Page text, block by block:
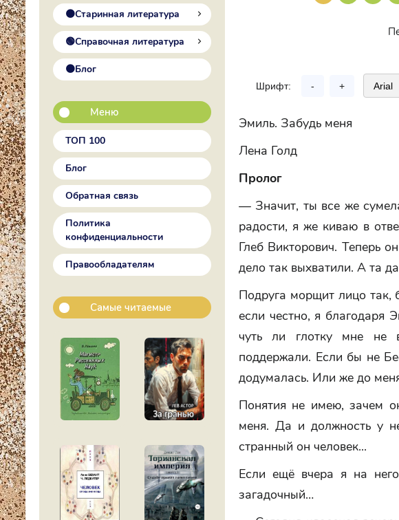
🟠Старинная литература
🟢Справочная литература
🟠Блог
Меню
ТОП 100
Блог
Обратная связь
Политика
конфиденциальности
Правообладателям
Самые читаемые
Шрифт: - +
Эмиль. Забудь меня
Лена Голд
Пролог
— Значит, ты все же
радости, я же киваю в
Глеб Викторович. Теперь
дело так выхватили. А та
Подруга морщит лицо так,
если честно, я благодаря
чуть ли глотку мне не
поддержали. Если бы не
додумалась. Или же до
Понятия не имею, зачем
меня. Да и должность у
странный он человек...
Если ещё вчера я на
загадочный…